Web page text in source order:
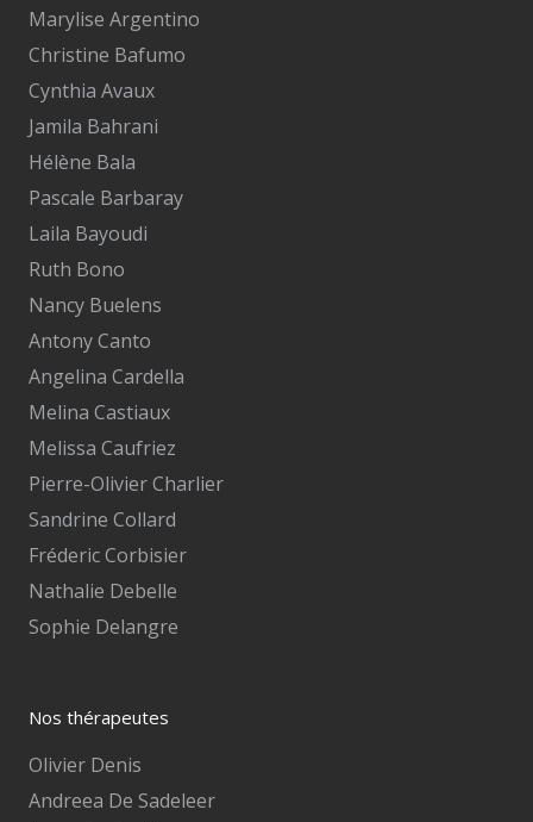
Marylise Argentino
Christine Bafumo
Cynthia Avaux
Jamila Bahrani
Hélène Bala
Pascale Barbaray
Laila Bayoudi
Ruth Bono
Nancy Buelens
Antony Canto
Angelina Cardella
Melina Castiaux
Melissa Caufriez
Pierre-Olivier Charlier
Sandrine Collard
Fréderic Corbisier
Nathalie Debelle
Sophie Delangre
Nos thérapeutes
Olivier Denis
Andreea De Sadeleer